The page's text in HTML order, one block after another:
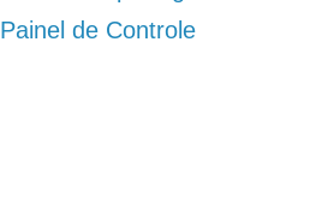
Painel de Controle